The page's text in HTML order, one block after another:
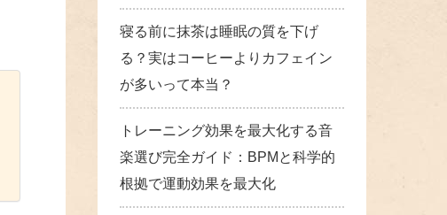
寝る前に抹茶は睡眠の質を下げ
る？実はコーヒーよりカフェイン
が多いって本当？
トレーニング効果を最大化する音
楽選び完全ガイド：BPMと科学的
根拠で運動効果を最大化